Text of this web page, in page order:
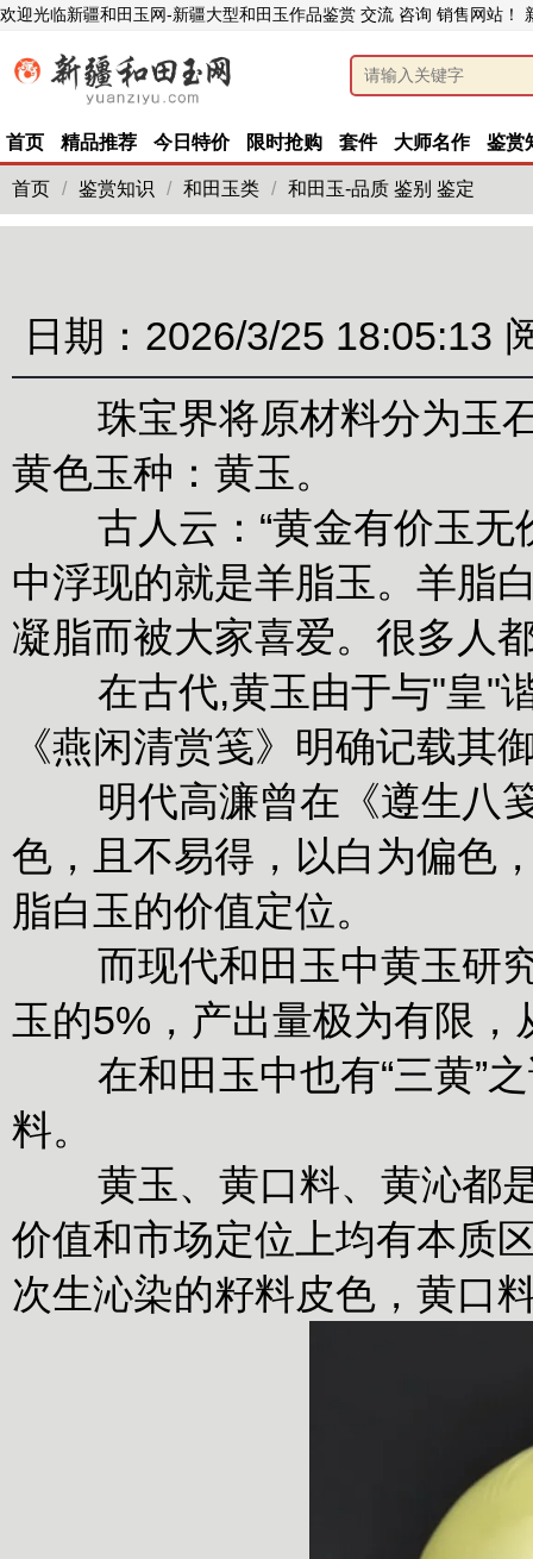
欢迎光临新疆和田玉网-新疆大型和田玉作品鉴赏 交流 咨询 销售网站！
首页 精品推荐 今日特价 限时抢购 套件 大师名作 鉴赏
首页 / 鉴赏知识 / 和田玉类 / 和田玉-品质 鉴别 鉴定
日期：2026/3/25 18:05:13
珠宝界将原材料分为玉石
黄色玉种：黄玉。
古人云：“黄金有价玉无
中浮现的就是羊脂玉。羊脂
凝脂而被大家喜爱。很多人
在古代,黄玉由于与"皇"
《燕闲清赏笺》明确记载其
明代高濂曾在《遵生八
色，且不易得，以白为偏色
脂白玉的价值定位。
而现代和田玉中黄玉研
玉的5%，产出量极为有限
在和田玉中也有“三黄”
料。
黄玉、黄口料、黄沁都
价值和市场定位上均有本质
次生沁染的籽料皮色，黄口